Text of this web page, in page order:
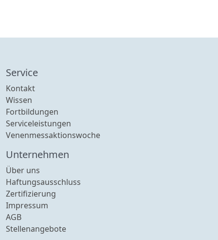
Service
Kontakt
Wissen
Fortbildungen
Serviceleistungen
Venenmessaktionswoche
Unternehmen
Über uns
Haftungsausschluss
Zertifizierung
Impressum
AGB
Stellenangebote